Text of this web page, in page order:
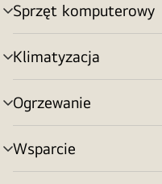
Sprzęt komputerowy
Przełącznik
menu
Klimatyzacja
Przełącznik
menu
Ogrzewanie
Przełącznik
menu
Wsparcie
Przełącznik
menu